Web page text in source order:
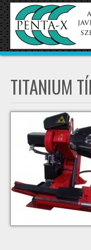
TITANIUM